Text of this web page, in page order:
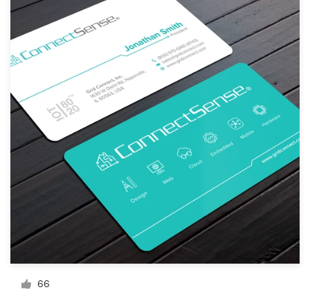
66
Web page design
Guide de marque
Parcourir toutes les catégories
Support
Client
+49 30 568 377 84
Centre d'aide